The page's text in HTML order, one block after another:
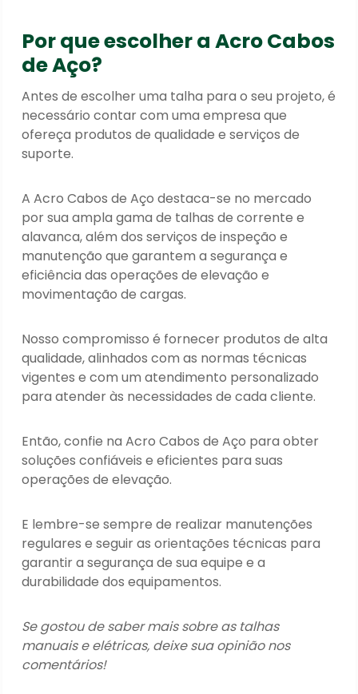
Por que escolher a Acro Cabos
de Aço?
Antes de escolher uma talha para o seu projeto, é
necessário contar com uma empresa que
ofereça produtos de qualidade e serviços de
suporte.
A Acro Cabos de Aço destaca-se no mercado
por sua ampla gama de talhas de corrente e
alavanca, além dos serviços de inspeção e
manutenção que garantem a segurança e
eficiência das operações de elevação e
movimentação de cargas.
Nosso compromisso é fornecer produtos de alta
qualidade, alinhados com as normas técnicas
vigentes e com um atendimento personalizado
para atender às necessidades de cada cliente.
Então, confie na Acro Cabos de Aço para obter
soluções confiáveis e eficientes para suas
operações de elevação.
E lembre-se sempre de realizar manutenções
regulares e seguir as orientações técnicas para
garantir a segurança de sua equipe e a
durabilidade dos equipamentos.
Se gostou de saber mais sobre as talhas
manuais e elétricas, deixe sua opinião nos
comentários!